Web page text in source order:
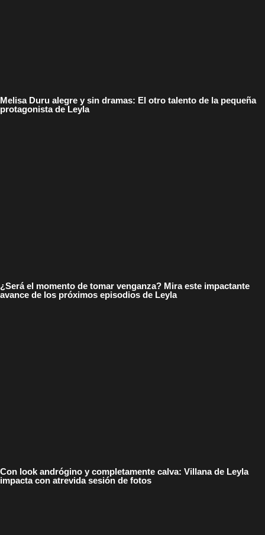
Melisa Duru alegre y sin dramas: El otro talento de la pequeña
protagonista de Leyla
¿Será el momento de tomar venganza? Mira este impactante
avance de los próximos episodios de Leyla
Con look andrógino y completamente calva: Villana de Leyla
impacta con atrevida sesión de fotos